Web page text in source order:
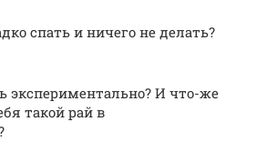
спать и ничего не делать?
экспериментально? И что-же
такой рай в